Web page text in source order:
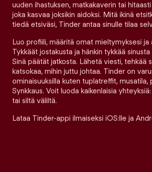
uuden ihastuksen, matkakaverin tai
joka kasvaa joksikin aidoksi. Mitä ikinä
tiedä etsiväsi, Tinder antaa sinulle tilaa
Luo profiili, määritä omat mieltymyksesi ja
Tykkäät jostakusta ja hänkin tykkää
Sinä päätät jatkosta. Lähetä viesti, tehkää
katsokaa, mihin juttu johtaa. Tinder on
ominaisuuksilla kuten tuplatreffit, musatila,
Synkkaus. Voit luoda kaikenlaisia
tai siltä väliltä.
Lataa Tinder-appi ilmaiseksi iOS:lle ja